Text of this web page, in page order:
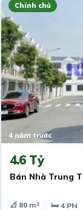
Chính chủ
4 năm trước
4.6 Tỷ
Bán Nhà Trung
📐 80 m² 🛏 4 PN